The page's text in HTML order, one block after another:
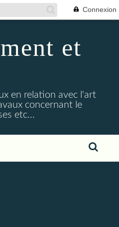
Connexion
et
en relation avec l'art
concernant le
etc...